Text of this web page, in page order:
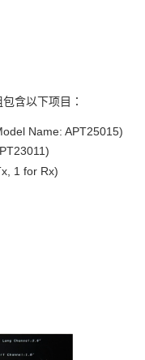
含以下项目：
Name: APT25015)
1 for Rx)